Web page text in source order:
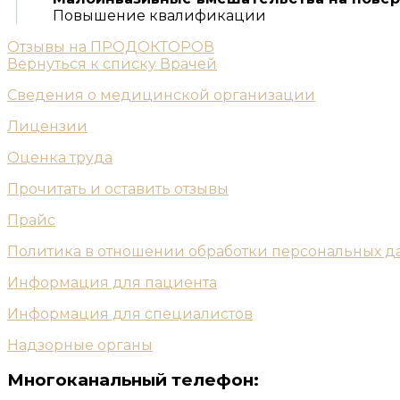
Повышение квалификации
Отзывы на ПРОДОКТОРОВ
Вернуться к списку Врачей
Сведения о медицинской организации
Лицензии
Оценка труда
Прочитать и оставить отзывы
Прайс
Политика в отношении обработки персональных
Информация для пациента
Информация для специалистов
Надзорные органы
Многоканальный телефон: